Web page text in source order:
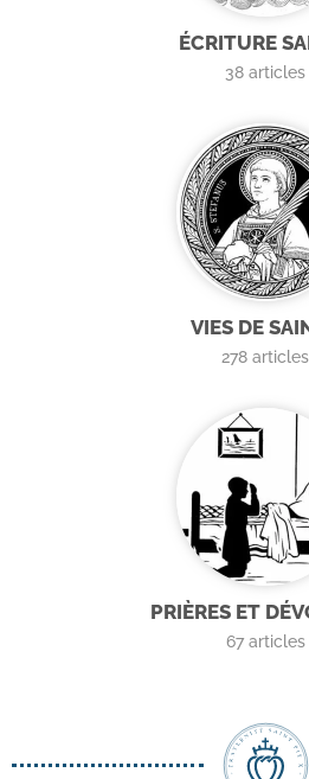
ÉCRITURE
38 articles
VIES DE
278 articles
PRIÈRES ET
67articles